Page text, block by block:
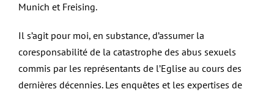
Munich et Freising.
Il s’agit pour moi, en substance, d’assumer la
coresponsabilité de la catastrophe des abus sexuels
commis par les représentants de l’Eglise au cours des
dernières décennies. Les enquêtes et les expertises de